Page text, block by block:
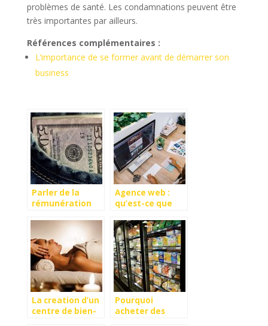
problèmes de santé. Les condamnations peuvent être
très importantes par ailleurs.
Références complémentaires :
L’importance de se former avant de démarrer son
business
Parler de la
rémunération
entreprise
Agence web :
qu’est-ce que
elle ?
La creation d’un
centre de bien-
Pourquoi
acheter des